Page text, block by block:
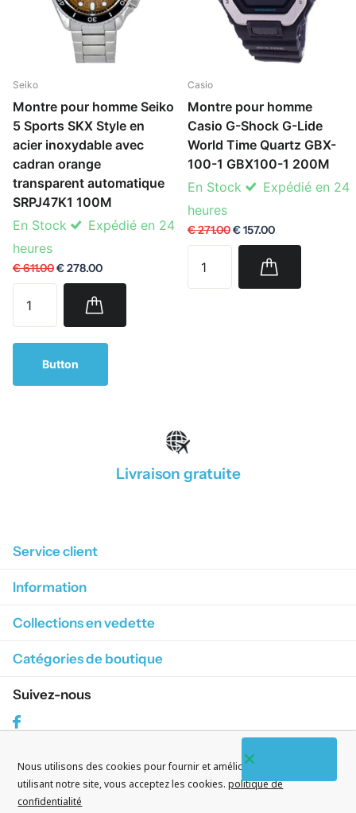
Seiko
Montre pour homme Seiko
5 Sports SKX Style en
acier inoxydable avec
cadran orange
transparent automatique
SRPJ47K1 100M
En Stock
Expédié en 24
heures
€ 611.00€ 278.00
Casio
Montre pour homme
Casio G-Shock G-Lide
World Time Quartz GBX-
100-1 GBX100-1 200M
En Stock
Expédié en 24
heures
€ 271.00€ 157.00
Button
Livraison gratuite
Service client
Information
Collections en vedette
Catégories de boutique
Suivez-nous
S'abonner à nos courriels
Nous utilisons des cookies pour fournir et améliorer nos services. En
utilisant notre site, vous acceptez les cookies. politique de
confidentialité